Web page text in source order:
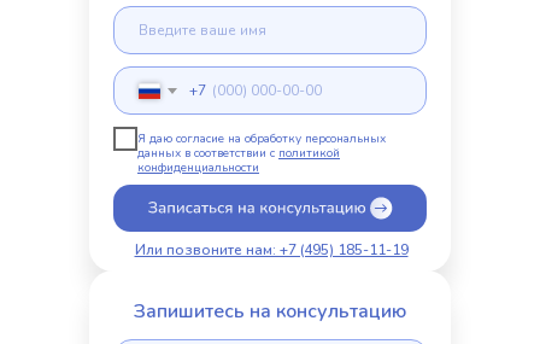
Или позвоните нам: +7 (495) 185-11-19
+7
Я даю согласие на обработку персональных
данных в соответствии с политикой
конфиденциальности
Запишитесь на консультацию